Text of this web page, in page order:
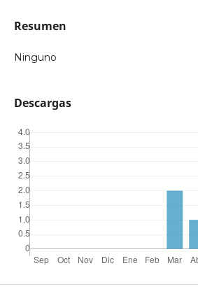
Resumen
Ninguno
Descargas